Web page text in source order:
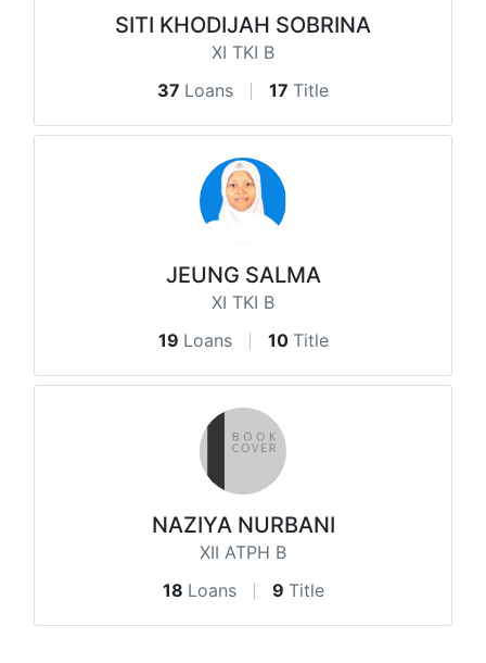
SITI KHODIJAH SOBRINA
XI TKI B
37 Loans 17 Title
JEUNG SALMA
XI TKI B
19 Loans 10 Title
NAZIYA NURBANI
XII ATPH B
18 Loans 9 Title